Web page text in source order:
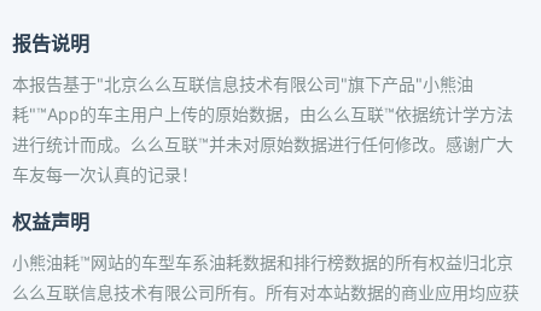
报告说明
本报告基于"北京么么互联信息技术有限公司"旗下产品"小熊油
耗"™App的车主用户上传的原始数据，由么么互联™依据统计学方法
进行统计而成。么么互联™并未对原始数据进行任何修改。感谢广大
车友每一次认真的记录！
权益声明
小熊油耗™网站的车型车系油耗数据和排行榜数据的所有权益归北京
么么互联信息技术有限公司所有。所有对本站数据的商业应用均应获